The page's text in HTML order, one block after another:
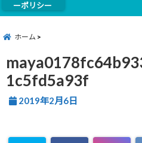
ーポリシー
ホーム
1c5fd5a93f
2019年2月6日